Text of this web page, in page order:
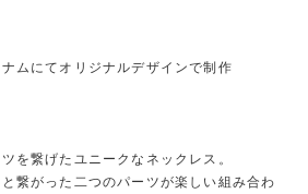
ムにてオリジナルデザインで制作
を繋げたユニークなネックレス。
繋がった二つのパーツが楽しい組み合わ